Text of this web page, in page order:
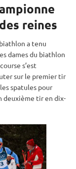
reines
a tenu
dames du biathlon
s’est
sur le premier tir
spatules pour
deuxième tir en dix-